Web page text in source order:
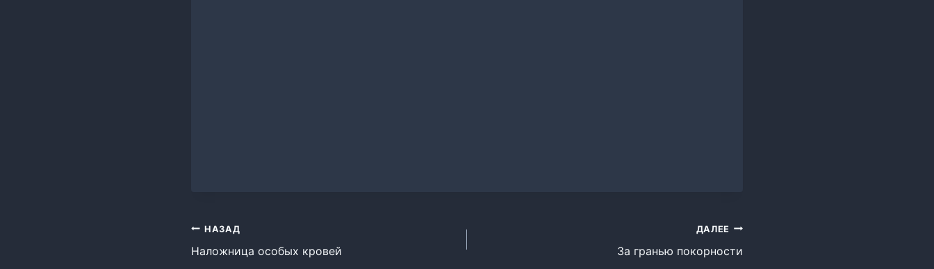
Навигация
по
НАЗАД
Наложница особых кровей
ДАЛЕЕ
За гранью покорности